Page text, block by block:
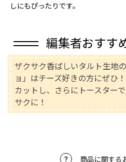
しにもぴったりです。
編集者おすす
ザクサク香ばしいタルト生地
ョ」はチーズ好きの方にぜひ
カットし、さらにトースター
サクに！
商品に関する